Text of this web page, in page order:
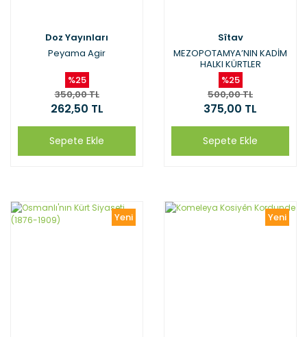
Doz Yayınları
Peyama Agir
%25
350,00 TL
262,50 TL
Sepete Ekle
Sîtav
MEZOPOTAMYA’NIN KADİM
HALKI KÜRTLER
%25
500,00 TL
375,00 TL
Sepete Ekle
Yeni Yeni